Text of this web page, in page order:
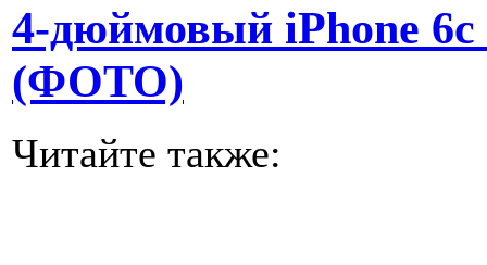
4-дюймовый iPhone 6c
(ФОТО)
Читайте также: